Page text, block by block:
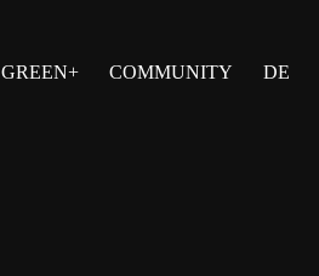
GREEN+ COMMUNITY DE